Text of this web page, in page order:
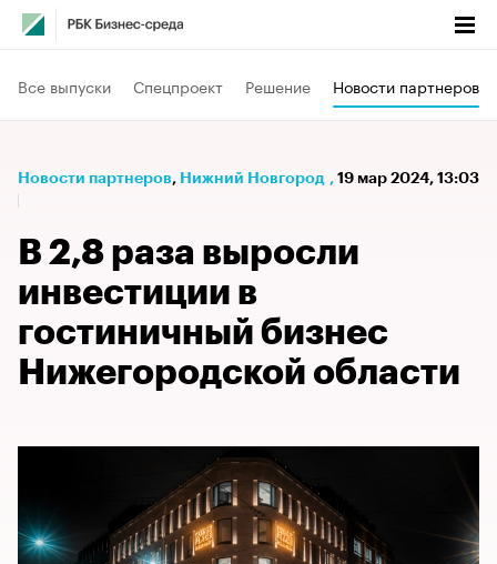
Все выпуски Спецпроект Решение Новости партнеров
Новости партнеров⁠, Нижний Новгород , 19 мар 2024, 13:03
В 2,8 раза выросли
инвестиции в
гостиничный бизнес
Нижегородской области